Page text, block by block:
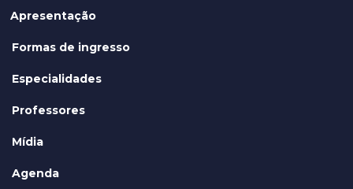
Apresentação
Formas de ingresso
Especialidades
Professores
Mídia
Agenda